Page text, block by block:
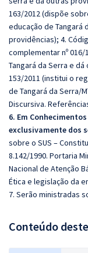
163/2012 (dispõe
educação de Tangará
providências); 4.
complementar nº
Tangará da Serra e
153/2011 (institui o
de Tangará da Serra/
Discursiva.
6. Em
exclusivamente dos
sobre o SUS –
8.142/1990. Portaria
Nacional de Atenção
Ética e legislação da
7. Serão ministradas
Conteúdo